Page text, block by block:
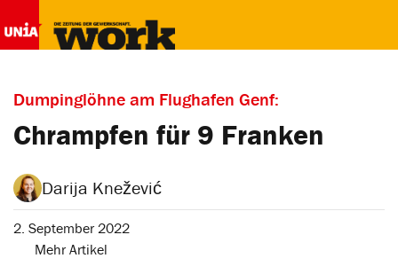
Dumpinglöhne am Flughafen Genf:
Chrampfen für 9 Franken
Darija Knežević
2. September 2022
Mehr Artikel